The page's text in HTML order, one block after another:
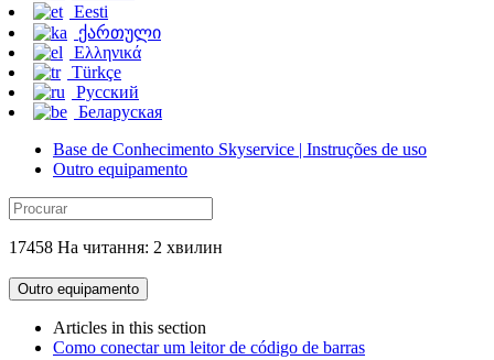
Eesti
ქართული
Ελληνικά
Türkçe
Русский
Беларуская
Base de Conhecimento Skyservice | Instruções de uso
Outro equipamento
17458 На читання: 2 хвилин
Outro equipamento
Articles in this section
Como conectar um leitor de código de barras